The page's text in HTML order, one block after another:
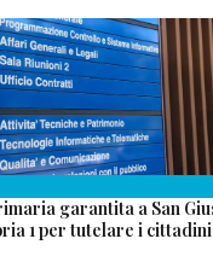
garantita a San
1 per tutelare i cittadini